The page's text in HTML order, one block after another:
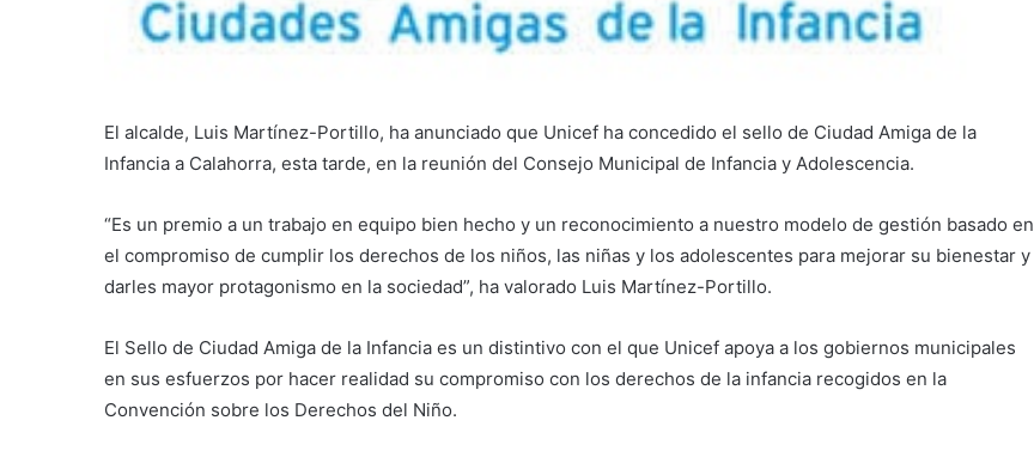
El alcalde, Luis Martínez-Portillo, ha anunciado que Unicef ha concedido el sello de Ciudad Amiga de la
Infancia a Calahorra, esta tarde, en la reunión del Consejo Municipal de Infancia y Adolescencia.
“Es un premio a un trabajo en equipo bien hecho y un reconocimiento a nuestro modelo de gestión basado en
el compromiso de cumplir los derechos de los niños, las niñas y los adolescentes para mejorar su bienestar y
darles mayor protagonismo en la sociedad”, ha valorado Luis Martínez-Portillo.
El Sello de Ciudad Amiga de la Infancia es un distintivo con el que Unicef apoya a los gobiernos municipales
en sus esfuerzos por hacer realidad su compromiso con los derechos de la infancia recogidos en la
Convención sobre los Derechos del Niño.